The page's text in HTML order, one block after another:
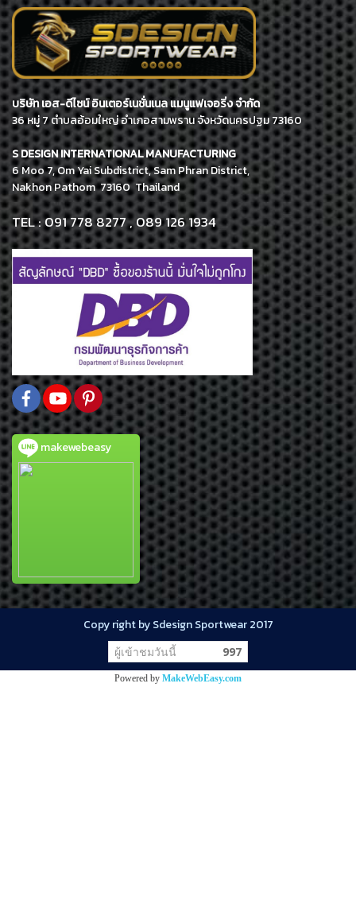
บริษัท เอส-ดีไซน์ อินเตอร์เนชั่นเนล แมนูแฟเจอริ่ง จำกัด
36 หมู่ 7 ตำบลอ้อมใหญ่ อำเภอสามพราน จังหวัดนครปฐม 73160
S DESIGN INTERNATIONAL MANUFACTURING
6 Moo 7, Om Yai Subdistrict, Sam Phran District,
Nakhon Pathom 73160 Thailand
TEL : 091 778 8277 , 089 126 1934
makewebeasy
Copy right by Sdesign Sportwear 2017
ผู้เข้าชมวันนี้ 997
Powered by MakeWebEasy.com